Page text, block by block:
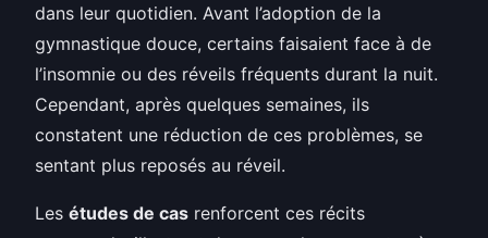
dans leur quotidien. Avant l’adoption de la
gymnastique douce, certains faisaient face à de
l’insomnie ou des réveils fréquents durant la nuit.
Cependant, après quelques semaines, ils
constatent une réduction de ces problèmes, se
sentant plus reposés au réveil.
Les études de cas renforcent ces récits